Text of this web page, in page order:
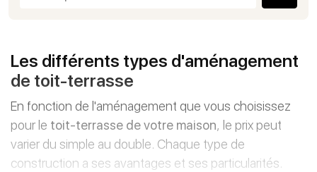
Les différents types d'aménagement
de toit-terrasse
En fonction de l'aménagement que vous choisissez
pour le toit-terrasse de votre maison, le prix peut
varier du simple au double. Chaque type de
construction a ses avantages et ses particularités.